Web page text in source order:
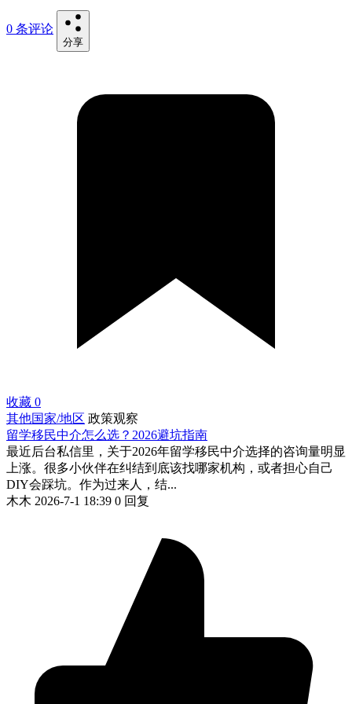
0 条评论
分享
收藏 0
其他国家/地区 政策观察
留学移民中介怎么选？2026避坑指南
最近后台私信里，关于2026年留学移民中介选择的咨询量明显
上涨。很多小伙伴在纠结到底该找哪家机构，或者担心自己
DIY会踩坑。作为过来人，结...
木木 2026-7-1 18:39 0 回复